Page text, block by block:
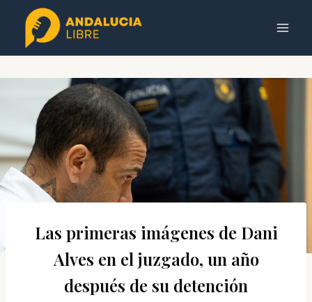
Saltar
contenido
Las primeras imágenes de Dani
Alves en el juzgado, un año
después de su detención